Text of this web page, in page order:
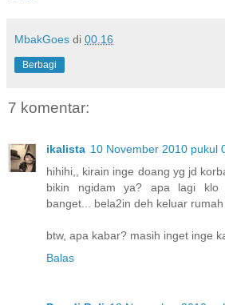
MbakGoes di 00.16
Berbagi
7 komentar:
ikalista 10 November 2010 pukul
hihihi,, kirain inge doang yg jd
bikin ngidam ya? apa lagi klo
banget... bela2in deh keluar rumah
btw, apa kabar? masih inget inge
Balas